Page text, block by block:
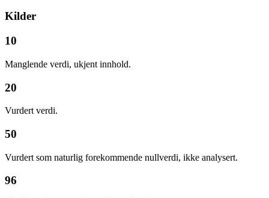
Kilder
10
Manglende verdi, ukjent innhold.
20
Vurdert verdi.
50
Vurdert som naturlig forekommende nullverdi, ikke analysert.
96